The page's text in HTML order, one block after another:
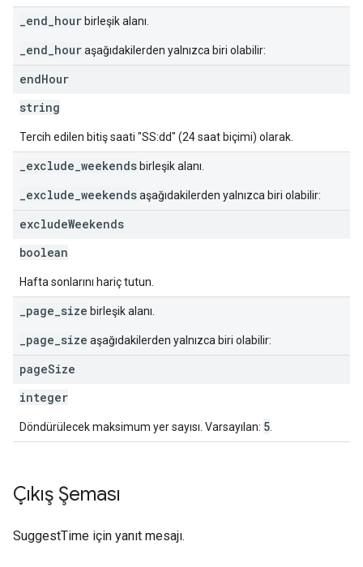
_end_hour birleşik alanı.
_end_houraşağıdakilerden yalnızca biri olabilir:
endHour
string
Tercih edilen bitiş saati "SS:dd" (24 saat biçimi) olarak.
_exclude_weekends birleşik alanı.
_exclude_weekendsaşağıdakilerden yalnızca biri olabilir:
excludeWeekends
boolean
Hafta sonlarını hariç tutun.
_page_size birleşik alanı.
_page_size aşağıdakilerden yalnızca biri olabilir:
pageSize
integer
Döndürülecek maksimum yer sayısı. Varsayılan: 5
Çıkış Şeması
SuggestTime için yanıt mesajı.